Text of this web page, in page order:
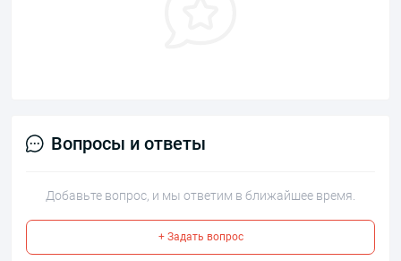
Вопросы и ответы
Добавьте вопрос, и мы ответим в ближайшее время.
+ Задать вопрос